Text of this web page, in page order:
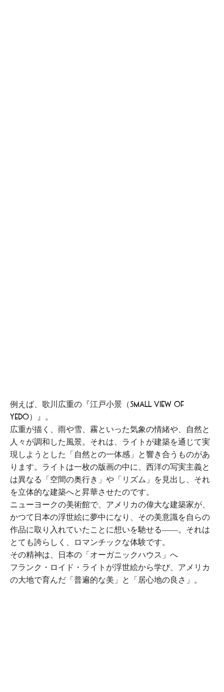
例えば、歌川広重の『江戸小景（Small View of
Yedo）』。
広重が描く、雨や雪、霧といった気象の情緒や、自然と
人々が調和した風景。それは、ライトが建築を通じて実
現しようとした「自然との一体感」と響き合うものがあ
ります。ライトは一枚の版画の中に、西洋の写実主義と
は異なる「空間の奥行き」や「リズム」を見出し、それ
を立体的な建築へと昇華させたのです。
ニューヨークの美術館で、アメリカの偉大な建築家が、
かつて日本の浮世絵に夢中になり、その美意識を自らの
作品に取り入れていたことに想いを馳せる――。それは
とても誇らしく、ロマンチックな体験です。
その精神は、日本の「オーガニックハウス」へ
フランク・ロイド・ライトが浮世絵から学び、アメリカ
の大地で育んだ「普遍的な美」と「居心地の良さ」。